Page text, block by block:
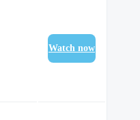
Watch now